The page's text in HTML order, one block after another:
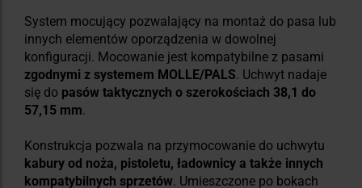
System mocujący pozwalający na montaż do pasa lub
innych elementów oporządzenia w dowolnej
konfiguracji. Mocowanie jest kompatybilne z pasami
zgodnymi z systemem MOLLE/PALS. Uchwyt nadaje
się do pasów taktycznych o szerokościach 38,1 do
57,15 mm.
Konstrukcja pozwala na przymocowanie do uchwytu
kabury od noża, pistoletu, ładownicy a także innych
kompatybilnych sprzetów. Umieszczone po bokach